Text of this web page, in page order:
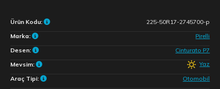
Ürün Kodu:
225-50R17-2745700-p
Marka:
Pirelli
Desen:
Cinturato P7
Mevsim:
Yaz
Araç Tipi:
Otomobil